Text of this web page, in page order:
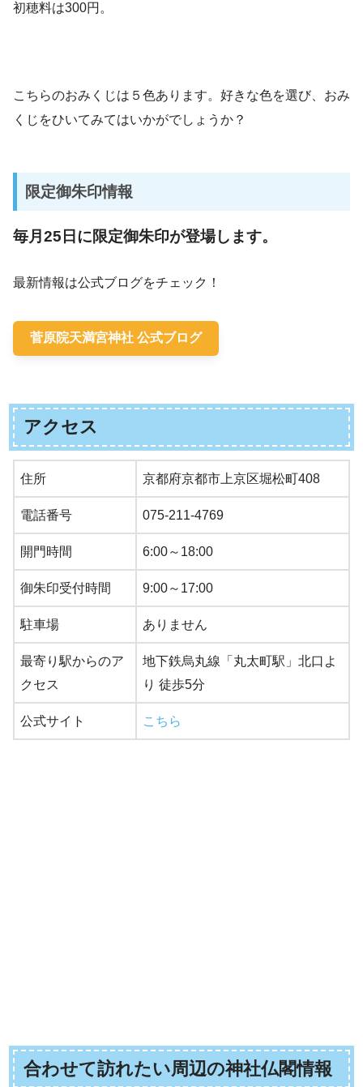
初穂料は300円。
こちらのおみくじは５色あります。好きな色を選び、おみ
くじをひいてみてはいかがでしょうか？
限定御朱印情報
毎月25日に限定御朱印が登場します。
最新情報は公式ブログをチェック！
菅原院天満宮神社 公式ブログ
アクセス
住所 京都府京都市上京区堀松町408
電話番号 075-211-4769
開門時間 6:00～18:00
御朱印受付時間 9:00～17:00
駐車場 ありません
最寄り駅からのア
クセス
地下鉄烏丸線「丸太町駅」北口よ
り 徒歩5分
公式サイト こちら
合わせて訪れたい周辺の神社仏閣情報